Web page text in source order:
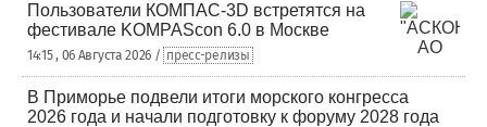
Пользователи КОМПАС-3D встретятся на
фестивале KOMPAScon 6.0 в Москве
14:15 , 06 Августа 2026 / пресс-релизы
В Приморье подвели итоги морского конгресса
2026 года и начали подготовку к форуму 2028 года